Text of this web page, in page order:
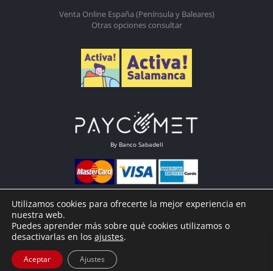
Venta Online España (Península y Baleares)
Otras opciones consultar
By Banco Sabadell
© Ibéricos Ayna 2022 |Diseño web
Utilizamos cookies para ofrecerte la mejor experiencia en
nuestra web.
Puedes aprender más sobre qué cookies utilizamos o
desactivarlas en los ajustes.
Aceptar Ajustes